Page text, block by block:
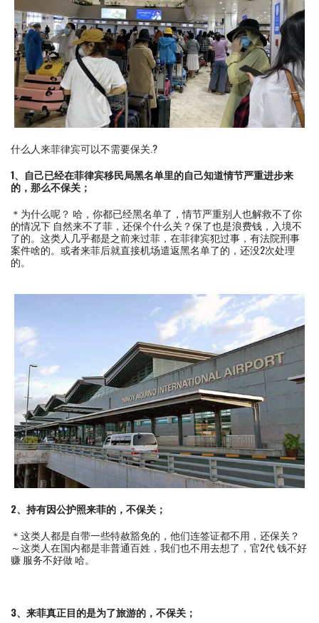
什么人来菲律宾可以不需要保关.?
1、自己已经在菲律宾移民局黑名单里的自己知道情节严重进步来
的，那么不保关；
＊为什么呢？ 哈，你都已经黑名单了，情节严重别人也解救不了你
的情况下 自然来不了菲，还保个什么关？保了也是浪费钱，入境不
了的。这类人几乎都是之前来过菲，在菲律宾犯过事，有法院刑事
案件啥的。或者来菲后就直接机场遣返黑名单了的，还没2次处理
的。
2、持有因公护照来菲的，不保关；
＊这类人都是自带一些特赦豁免的，他们连签证都不用，还保关？
～这类人在国内都是非普通百姓，我们也不用去想了，官2代 钱不好
赚 服务不好做 哈。
3、来菲真正目的是为了旅游的，不保关；